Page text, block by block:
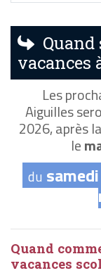
vacances
Les
Aiguilles
2026, après
le
du
Quand
vacances